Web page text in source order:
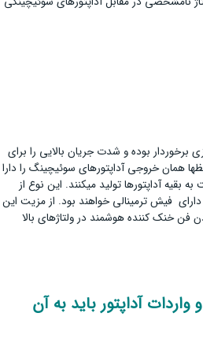
برخوردار بوده و شدت جریان بالایی را برای
همان خروجی آداپتورهای سوئیچینگ را دارا
آداپتورها تولید می­کنند. این نوع از
فیش ترمینالی خواهند بود. از مزیت این
فن خنک کننده هوشمند در ولتاژهای بالا
آداپتور باید به آن